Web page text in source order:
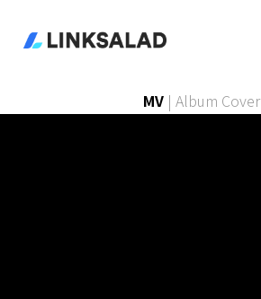
MV | Album Cover